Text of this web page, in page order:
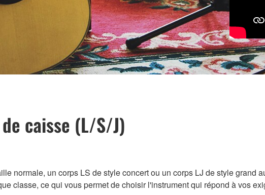
caisse (L/S/J)
normale, un corps LS de style concert ou un corps LJ de style grand
classe, ce qui vous permet de choisir l'instrument qui répond à vos